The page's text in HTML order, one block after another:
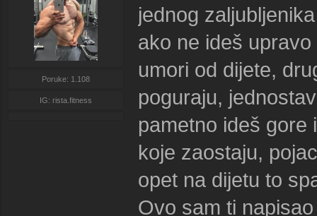
Poruke: 1.108
IG: rista.fitness
jednog
ako ne ideš
umori od dijete,
poguraju,
pametno ideš gore
koje zaostaju,
opet na dijetu to
Ovo sam ti